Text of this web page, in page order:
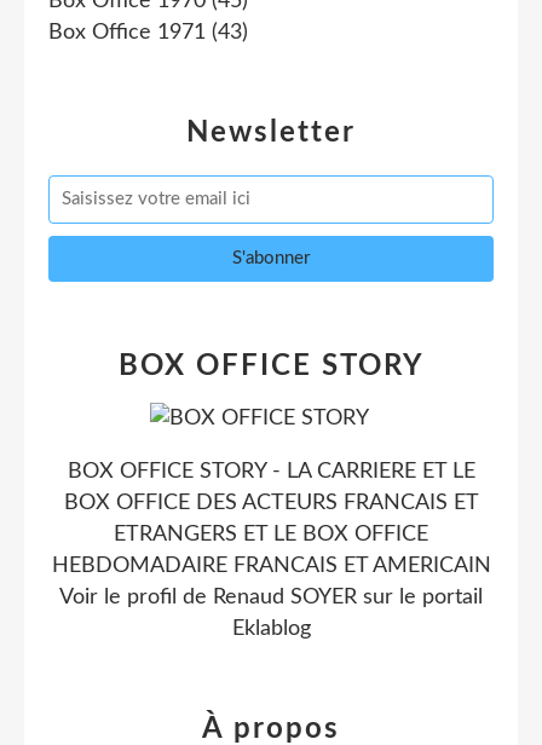
Newsletter
Box Office 1971 (43)
BOX OFFICE STORY
BOX OFFICE STORY - LA CARRIERE ET LE
BOX OFFICE DES ACTEURS FRANCAIS ET
ETRANGERS ET LE BOX OFFICE
HEBDOMADAIRE FRANCAIS ET AMERICAIN
Voir le profil de Renaud SOYER sur le portail
Eklablog
À propos